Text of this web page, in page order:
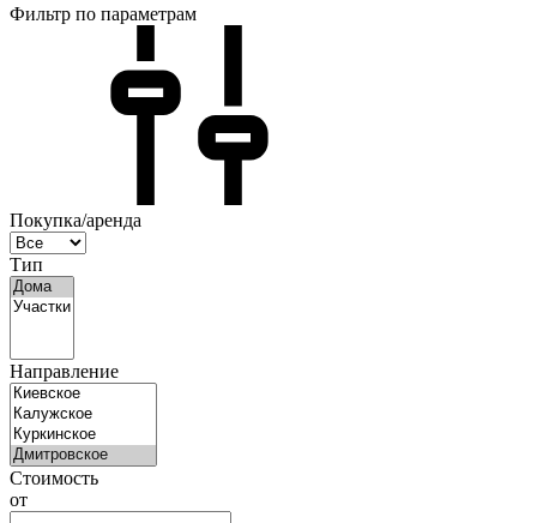
Фильтр по параметрам
Покупка/аренда
Тип
Направление
Стоимость
от